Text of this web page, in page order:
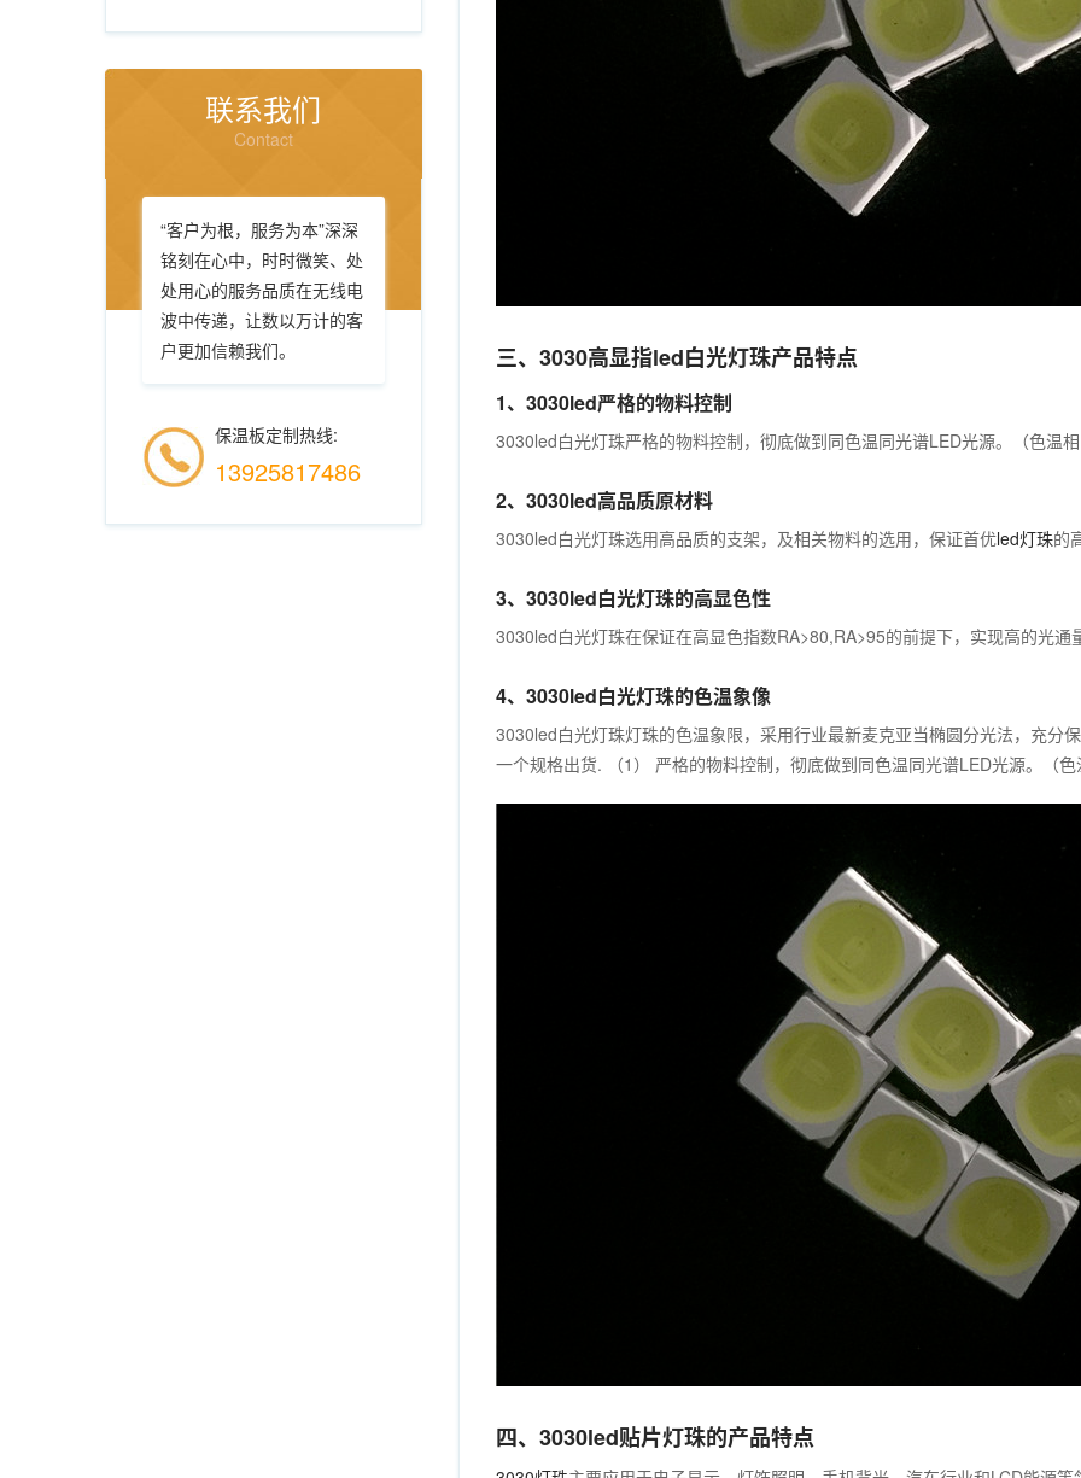
联系我们
Contact
“客户为根，服务为本”深深
铭刻在心中，时时微笑、处
处用心的服务品质在无线电
波中传递，让数以万计的客
户更加信赖我们。
保温板定制热线:
13925817486
三、3030高显指led白光灯珠产品特点
1、3030led严格的物料控制
3030led白光灯珠严格的物料控制，彻底做到同色温同光谱LED光源。（色温
2、3030led高品质原材料
3030led白光灯珠选用高品质的支架，及相关物料的选用，保证首优led灯珠的
3、3030led白光灯珠的高显色性
3030led白光灯珠在保证在高显色指数RA>80,RA>95的前提下，实现高的光通
4、3030led白光灯珠的色温象像
3030led白光灯珠灯珠的色温象限，采用行业最新麦克亚当椭圆分光法，充分
一个规格出货. （1） 严格的物料控制，彻底做到同色温同光谱LED光源。（
四、3030led贴片灯珠的产品特点